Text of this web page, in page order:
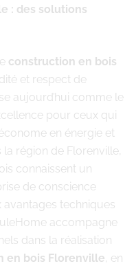
: des solutions
construction en bois
et respect de
aujourd’hui comme le
pour ceux qui
en énergie et
région de Florenville,
connaissent un
de conscience
techniques
accompagne
dans la réalisation
en bois Florenville , en